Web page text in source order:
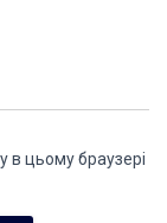
в цьому браузері